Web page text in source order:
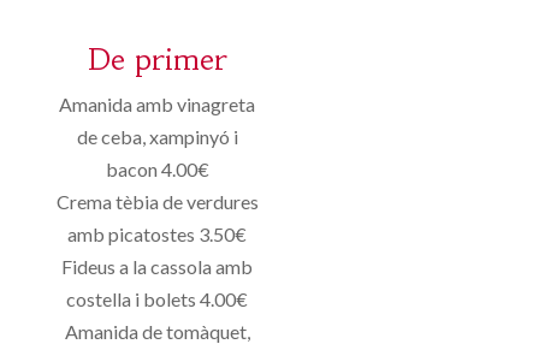
De primer
Amanida amb vinagreta
de ceba, xampinyó i
bacon 4.00€
Crema tèbia de verdures
amb picatostes 3.50€
Fideus a la cassola amb
costella i bolets 4.00€
Amanida de tomàquet,